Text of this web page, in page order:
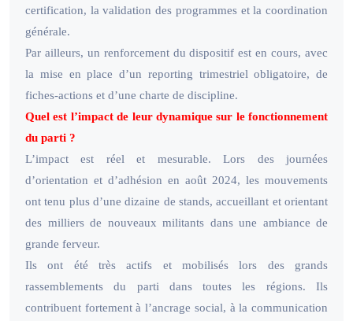
certification, la validation des programmes et la coordination
générale.
Par ailleurs, un renforcement du dispositif est en cours, avec
la mise en place d’un reporting trimestriel obligatoire, de
fiches-actions et d’une charte de discipline.
Quel est l’impact de leur dynamique sur le fonctionnement
du parti ?
L’impact est réel et mesurable. Lors des journées
d’orientation et d’adhésion en août 2024, les mouvements
ont tenu plus d’une dizaine de stands, accueillant et orientant
des milliers de nouveaux militants dans une ambiance de
grande ferveur.
Ils ont été très actifs et mobilisés lors des grands
rassemblements du parti dans toutes les régions. Ils
contribuent fortement à l’ancrage social, à la communication